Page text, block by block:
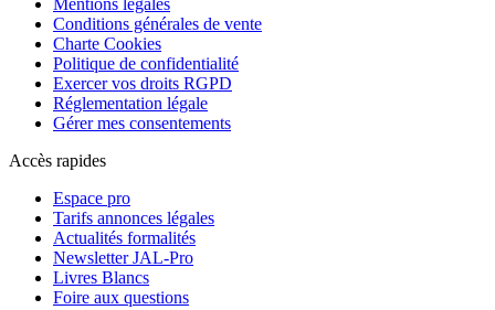
Conditions générales de vente
Charte Cookies
Politique de confidentialité
Exercer vos droits RGPD
Réglementation légale
Gérer mes consentements
Accès rapides
Espace pro
Tarifs annonces légales
Actualités formalités
Newsletter JAL-Pro
Livres Blancs
Foire aux questions